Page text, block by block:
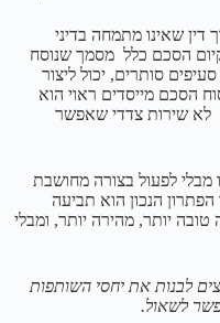
שאינו מתמחה בדיני
קיום הסכם כלל מסמך שנוסח
סותרים, יכול ליצור
הסכם מייסדים ראוי הוא
לא שירות צדדי שאפשר
לפעול בצורה מחושבת
הנכון הוא תביעה
טובה יותר, מהירה יותר, ומבלי
לבנות את יחסי השותפות
לשאול.